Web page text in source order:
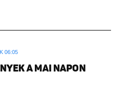
06:05
A MAI NAPON